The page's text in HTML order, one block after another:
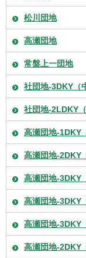
松川団地
高瀬団地
常盤上一団地
社団地-3DKY（
社団地-2LDKY（
高瀬団地-1DKY
高瀬団地-2DKY
高瀬団地-3DKY
高瀬団地-3DKY
高瀬団地-3DKY
高瀬団地-2DKY